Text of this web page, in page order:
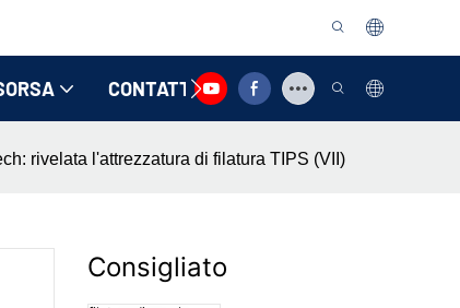
CONTATTACI
rivelata l'attrezzatura di filatura TIPS (VII)
Consigliato